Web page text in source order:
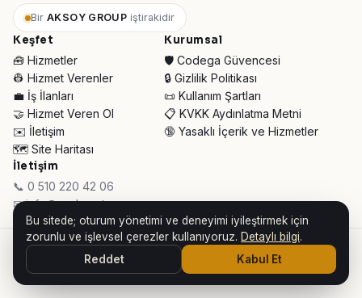
Bir AKSOY GROUP iştirakidir
Keşfet
🧰 Hizmetler
👷 Hizmet Verenler
💼 İş İlanları
🤝 Hizmet Veren Ol
✉️ İletişim
🗺️ Site Haritası
Kurumsal
🛡️ Codega Güvencesi
🔒 Gizlilik Politikası
📜 Kullanım Şartları
📋 KVKK Aydınlatma Metni
🔞 Yasaklı İçerik ve Hizmetler
İletişim
📞 0 510 220 42 06
✉ info@codega.tr
© 2026 Codega Hizmet Pazaryeri ·
AKSOY GROUP iştirakidir
👥 Toplam Ziyaretçi:34.017 · Bugün:369
Bu sitede; oturum yönetimi ve deneyimi iyileştirmek için
zorunlu ve işlevsel çerezler kullanıyoruz. Detaylı bilgi.
Reddet
Kabul Et